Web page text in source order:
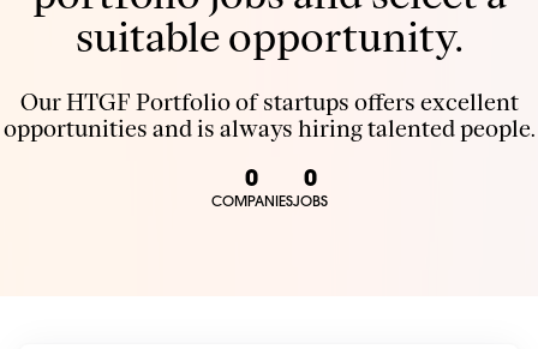
suitable opportunity.
Our HTGF Portfolio of startups offers excellent
opportunities and is always hiring talented people.
0
COMPANIES
0
JOBS